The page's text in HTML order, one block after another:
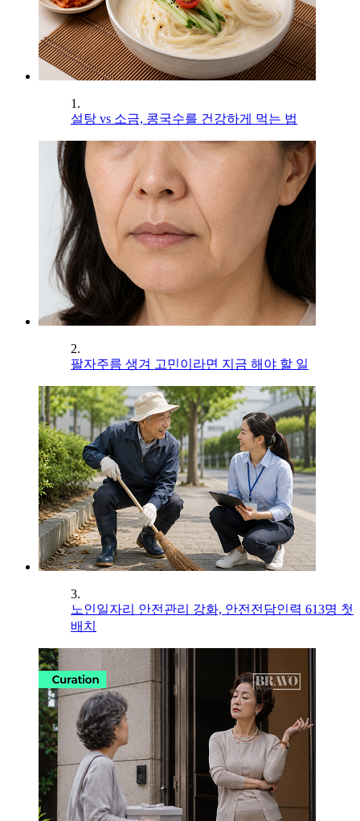
1.
설탕 vs 소금, 콩국수를 건강하게 먹는 법
2.
팔자주름 생겨 고민이라면 지금 해야 할 일
3.
노인일자리 안전관리 강화, 안전전담인력 613명 첫
배치